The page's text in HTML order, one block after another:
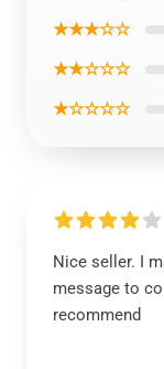
★★★☆☆
★★☆☆☆
★☆☆☆☆
Nice seller. I
message to
recommend